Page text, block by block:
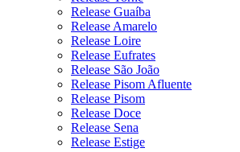
Release Guaíba
Release Amarelo
Release Loire
Release Eufrates
Release São João
Release Pisom Afluente
Release Pisom
Release Doce
Release Sena
Release Estige